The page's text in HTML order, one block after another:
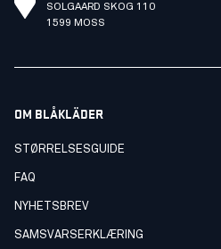
SOLGAARD SKOG 110
1599 MOSS
OM BLÅKLÄDER
STØRRELSESGUIDE
FAQ
NYHETSBREV
SAMSVARSERKLÆRING